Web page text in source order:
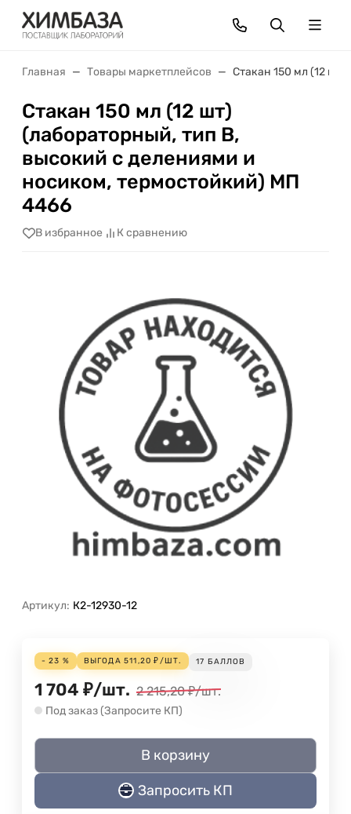
Главная Товары маркетплейсов Стакан 150 мл (12
Стакан 150 мл (12 шт)
(лабораторный, тип В,
высокий с делениями и
носиком, термостойкий) МП
4466
В избранное К сравнению
Артикул: К2-12930-12
- 23 % ВЫГОДА 511,20 ₽/ШТ. 17 БАЛЛОВ
1 704 ₽/шт. 2 215,20 ₽/шт.
Под заказ (Запросите КП)
В корзину
Запросить КП